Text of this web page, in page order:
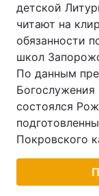
Головна
детской
читают на
обязанности
школ
По данным
состоялся
Покровского